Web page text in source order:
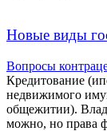
Новые виды
Вопросы
Кредитование
недвижимого
общежитии).
можно, но права